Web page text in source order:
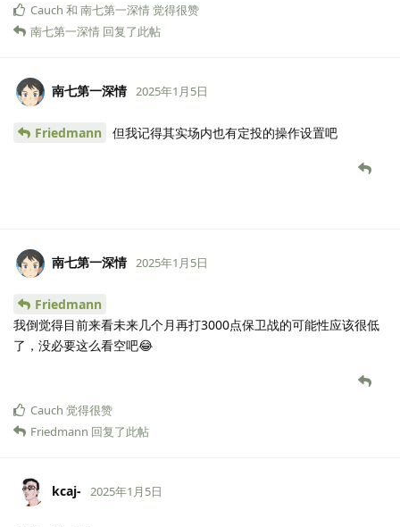
Cauch 和 南七第一深情觉得很赞
南七第一深情 回复了此帖
南七第一深情 2025年1月5日
Friedmann 但我记得其实场内也有定投的操作设置吧
南七第一深情 2025年1月5日
Friedmann
我倒觉得目前来看未来几个月再打3000点保卫战的可能性应该很低
了，没必要这么看空吧😂
Cauch 觉得很赞
Friedmann 回复了此帖
kcaj- 2025年1月5日